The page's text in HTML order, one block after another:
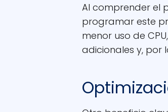
Al comprender el
programar este
menor uso de
adicionales y, por